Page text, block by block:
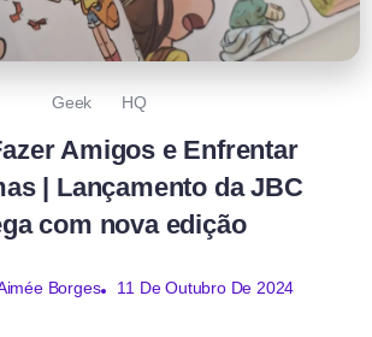
Geek HQ
Amigos e Enfrentar
| Lançamento da JBC
com nova edição
Borges 11 De Outubro De 2024